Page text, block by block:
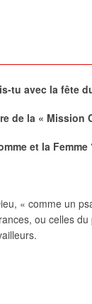
tu avec la fête
de la « Mission
et la Femme
« comme un
ou celles